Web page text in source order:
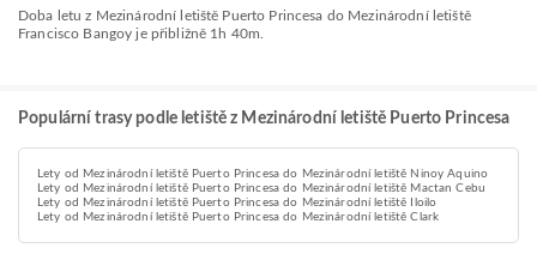
Doba letu z Mezinárodní letiště Puerto Princesa do Mezinárodní letiště
Francisco Bangoy je přibližně 1h 40m.
Populární trasy podle letiště z Mezinárodní letiště Puerto Princesa
Lety od Mezinárodní letiště Puerto Princesa do Mezinárodní letiště Ninoy Aquino
Lety od Mezinárodní letiště Puerto Princesa do Mezinárodní letiště Mactan Cebu
Lety od Mezinárodní letiště Puerto Princesa do Mezinárodní letiště Iloilo
Lety od Mezinárodní letiště Puerto Princesa do Mezinárodní letiště Clark